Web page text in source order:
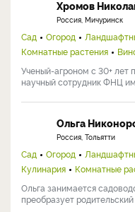
Хромов
Россия, Мичуринск
Сад Огород
Комнатные растения
Ученый-агроном с 30+ лет
научный сотрудник ФНЦ им.
Ольга
Россия, Тольятти
Сад Огород
Кулинария
Комнатные
Ольга занимается
преобразует родительский